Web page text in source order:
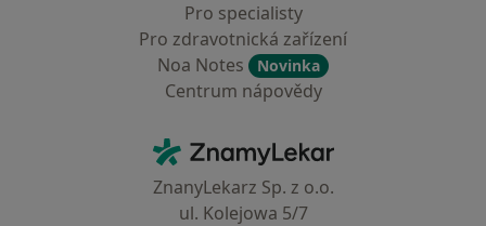
Pro specialisty
Pro zdravotnická zařízení
Noa Notes
Novinka
Centrum nápovědy
ZnamyLekar - Hlavní stránka
ZnanyLekarz Sp. z o.o.
ul. Kolejowa 5/7